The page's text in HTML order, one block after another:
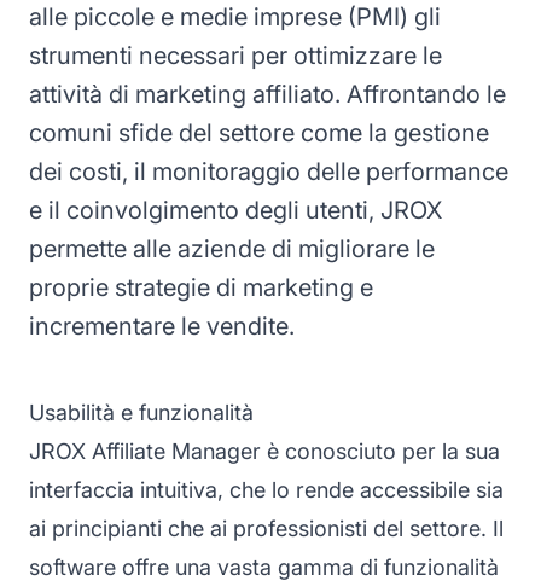
alle piccole e medie imprese (PMI) gli
strumenti necessari per ottimizzare le
attività di marketing affiliato. Affrontando le
comuni sfide del settore come la gestione
dei costi, il monitoraggio delle performance
e il coinvolgimento degli utenti, JROX
permette alle aziende di migliorare le
proprie strategie di marketing e
incrementare le vendite.
Usabilità e funzionalità
JROX Affiliate Manager è conosciuto per la sua
interfaccia intuitiva, che lo rende accessibile sia
ai principianti che ai professionisti del settore. Il
software offre una vasta gamma di funzionalità